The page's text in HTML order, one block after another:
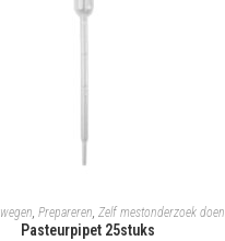
AAN WINKELWAGEN
, Prepareren, Zelf mestonderzoek doen
Pasteurpipet 25stuks